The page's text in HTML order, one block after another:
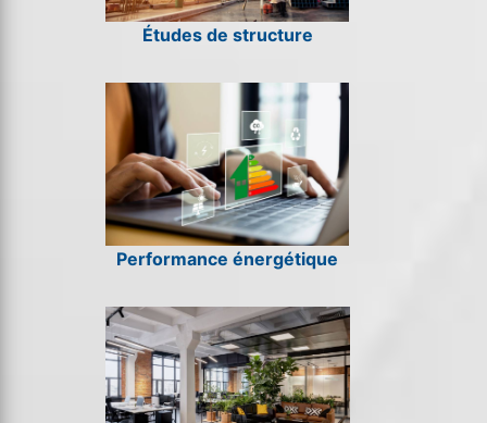
Études de structure
Performance énergétique